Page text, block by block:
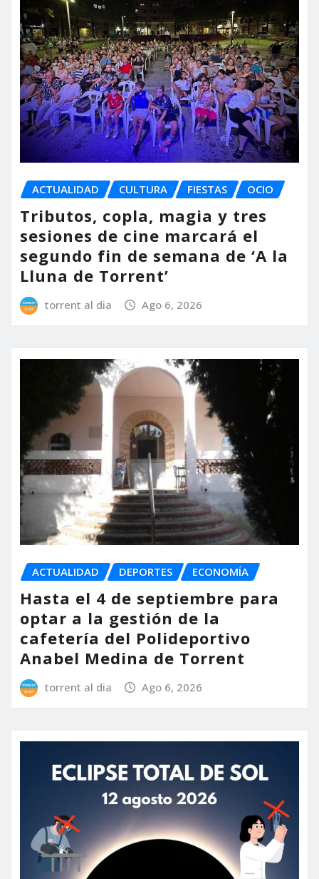
ACTUALIDAD CULTURA FIESTAS OCIO
Tributos, copla, magia y tres
sesiones de cine marcará el
segundo fin de semana de ‘A la
Lluna de Torrent’
torrent al dia Ago 6, 2026
ACTUALIDAD DEPORTES ECONOMÍA
Hasta el 4 de septiembre para
optar a la gestión de la
cafetería del Polideportivo
Anabel Medina de Torrent
torrent al dia Ago 6, 2026